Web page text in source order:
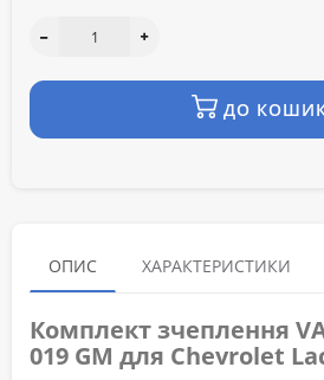
ДО
ОПИС ХАРАКТЕРИСТИКИ
Комплект зчеплення
019 GM для Chevrolet